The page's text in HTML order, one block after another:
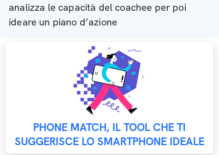
analizza le capacità del coachee per poi
ideare un piano d’azione
PHONE MATCH, IL TOOL CHE TI
SUGGERISCE LO SMARTPHONE IDEALE